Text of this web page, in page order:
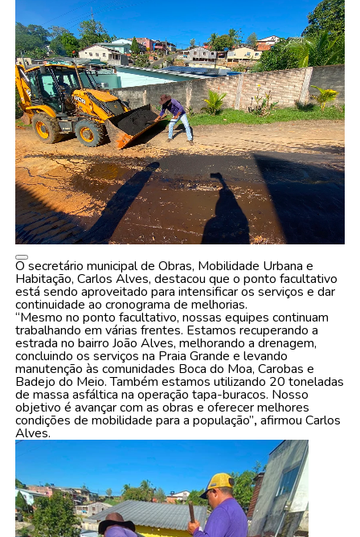
O secretário municipal de Obras, Mobilidade Urbana e
Habitação, Carlos Alves, destacou que o ponto facultativo
está sendo aproveitado para intensificar os serviços e dar
continuidade ao cronograma de melhorias.
“Mesmo no ponto facultativo, nossas equipes continuam
trabalhando em várias frentes. Estamos recuperando a
estrada no bairro João Alves, melhorando a drenagem,
concluindo os serviços na Praia Grande e levando
manutenção às comunidades Boca do Moa, Carobas e
Badejo do Meio. Também estamos utilizando 20 toneladas
de massa asfáltica na operação tapa-buracos. Nosso
objetivo é avançar com as obras e oferecer melhores
condições de mobilidade para a população”, afirmou Carlos
Alves.